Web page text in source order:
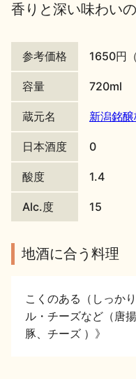
地酒川柳
日本酒の楽しみ方特集
香りと深い味わい
参考価格 1650円
容量 720ml
蔵元名 新潟銘
日本酒度 0
酸度 1.4
Alc.度 15
地酒に合う料理
こくのある（しっか
ル・チーズなど（唐
豚、チーズ ）》